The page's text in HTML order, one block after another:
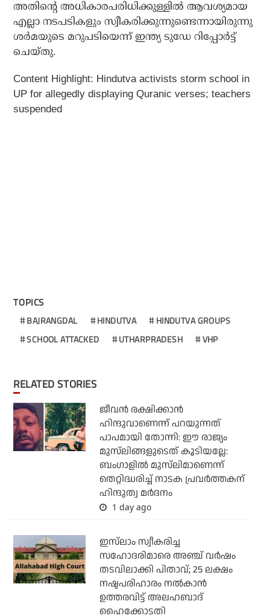
അതിന്റെ അധികാരപരിധിക്കുള്ളില്‍ ആവശ്യമായ
എല്ലാ നടപടികളും സ്വീകരിക്കുന്നുണ്ടെന്നായിരുന്നു
ശര്‍മയുടെ മറുപടിയെന്ന് ഇന്ത്യ ടുഡേ റിപ്പോര്‍ട്ട്
ചെയ്തു.
Content Highlight: Hindutva activists storm school in
UP for allegedly displaying Quranic verses; teachers
suspended
TOPICS
BAJRANGDAL HINDUTVA
HINDUTVA GROUPS
SCHOOL ATTACKED
UTHARPRADESH VHP
RELATED STORIES
ജീവന്‍ രക്ഷിക്കാന്‍
ഹിന്ദുവാണെന്ന് പറയുന്നത്
പാപമായി തോന്നി: ഈ രാജ്യം
മുസ്‌ലിങ്ങളുടെത് കൂടിയല്ലേ:
ബംഗാളില്‍ മുസ്‌ലിമാണെന്ന്
തെറ്റിദ്ധരിച്ച് നാടക പ്രവര്‍ത്തകന്
ഹിന്ദുത്വ മര്‍ദനം
1 day ago
ഇസ്‌ലാം സ്വീകരിച്ച
സഹോദരിമാരെ അഞ്ച് വര്‍ഷം
തടവിലാക്കി പിതാവ്; 25 ലക്ഷം
നഷ്ടപരിഹാരം നല്‍കാന്‍
ഉത്തരവിട്ട് അലഹബാദ്
ഹൈക്കോടതി